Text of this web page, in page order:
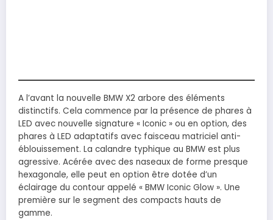
A l’avant la nouvelle BMW X2 arbore des éléments
distinctifs. Cela commence par la présence de phares à
LED avec nouvelle signature « Iconic » ou en option, des
phares à LED adaptatifs avec faisceau matriciel anti-
éblouissement. La calandre typhique au BMW est plus
agressive. Acérée avec des naseaux de forme presque
hexagonale, elle peut en option être dotée d’un
éclairage du contour appelé « BMW Iconic Glow ». Une
première sur le segment des compacts hauts de
gamme.